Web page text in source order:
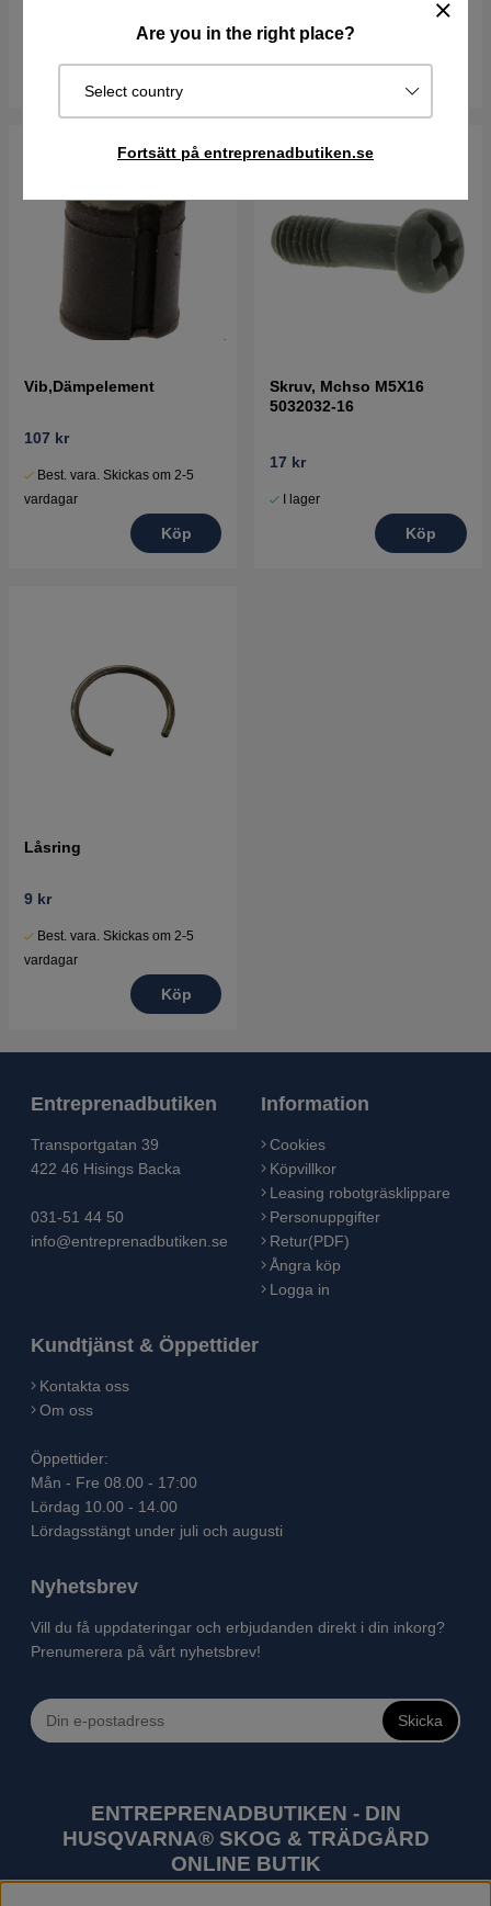
Are you in the right place?
Select country
Fortsätt på entreprenadbutiken.se
I lager
Köp
Vib,Dämpelement
107 kr
Best. vara. Skickas om 2-5
vardagar
Köp
Skruv, Mchso M5X16
5032032-16
17 kr
I lager
Köp
Låsring
9 kr
Best. vara. Skickas om 2-5
vardagar
Köp
Entreprenadbutiken
Transportgatan 39
422 46 Hisings Backa
031-51 44 50
info@entreprenadbutiken.se
Information
Cookies
Köpvillkor
Leasing robotgräsklippare
Personuppgifter
Retur(PDF)
Ångra köp
Logga in
Kundtjänst & Öppettider
Kontakta oss
Om oss
Öppettider:
Mån - Fre 08.00 - 17:00
Lördag 10.00 - 14.00
Lördagsstängt under juli och augusti
Nyhetsbrev
Vill du få uppdateringar och erbjudanden direkt i din inkorg?
Prenumerera på vårt nyhetsbrev!
Skicka
ENTREPRENADBUTIKEN - DIN
HUSQVARNA® SKOG & TRÄDGÅRD
ONLINE BUTIK